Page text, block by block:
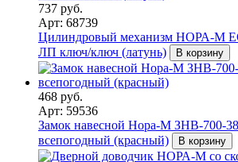
737 руб.
Арт: 68739
Цилиндровый механизм НОРА-М
ЛП ключ/ключ (латунь)
В корзину
468 руб.
Арт: 59536
Замок навесной Нора-М ЗНВ-700-
всепогодный (красный)
В корзину